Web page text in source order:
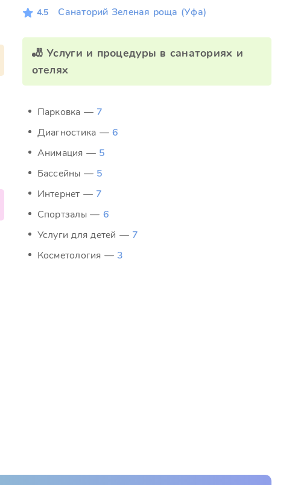
4.5 Санаторий Зеленая роща (Уфа)
🎳 Услуги и процедуры в санаториях и
отелях
Парковка — 7
Диагностика —6
Анимация — 5
Бассейны — 5
Интернет — 7
Спортзалы — 6
Услуги для детей — 7
Косметология — 3